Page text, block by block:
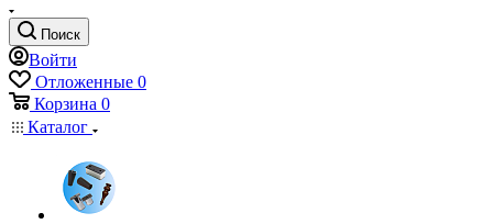
Поиск
Войти
Отложенные 0
Корзина 0
Каталог